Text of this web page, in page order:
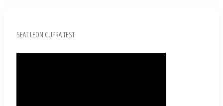
SEAT LEON CUPRA TEST